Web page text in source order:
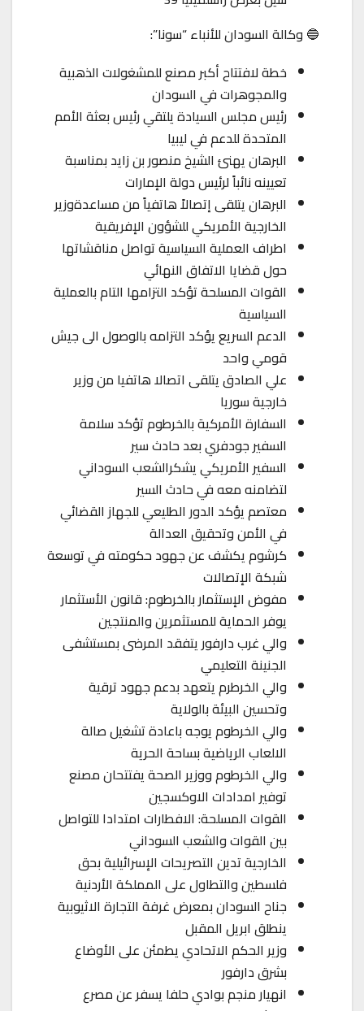
🔵 وكالة السودان للأنباء “سونا”:
خطة لافتتاح أكبر مصنع للمشغولات الذهبية
والمجوهرات في السودان
رئيس مجلس السيادة يلتقي رئيس بعثة الأمم
المتحدة للدعم في ليبيا
البرهان يهنئ الشيخ منصور بن زايد بمناسبة
تعيينه نائباً لرئيس دولة الإمارات
البرهان يتلقى إتصالاً هاتفياً من مساعدةوزير
الخارجية الأمريكي للشؤون الإفريقية
اطراف العملية السياسية تواصل مناقشاتها
حول قضايا الاتفاق النهائي
القوات المسلحة تؤكد التزامها التام بالعملية
السياسية
الدعم السريع يؤكد التزامه بالوصول الى جيش
قومي واحد
علي الصادق يتلقى اتصالا هاتفيا من وزير
خارجية سوريا
السفارة الأمركية بالخرطوم تؤكد سلامة
السفير جودفري بعد حادث سير
السفير الأمريكي يشكرالشعب السوداني
لتضامنه معه في حادث السير
معتصم يؤكد الدور الطليعي للجهاز القضائي
في الأمن وتحقيق العدالة
كرشوم يكشف عن جهود حكومته في توسعة
شبكة الإتصالات
مفوض الإستثمار بالخرطوم: قانون الأستثمار
يوفر الحماية للمستثمرين والمنتجين
والي غرب دارفور يتفقد المرضى بمستشفى
الجنينة التعليمي
والي الخرطرم يتعهد بدعم جهود ترقية
وتحسين البيئة بالولاية
والي الخرطوم يوجه باعادة تشغيل صالة
الالعاب الرياضية بساحة الحرية
والي الخرطوم ووزير الصحة يفتتحان مصنع
توفير امدادات الاوكسجين
القوات المسلحة: الافطارات امتدادا للتواصل
بين القوات والشعب السوداني
الخارجية تدين التصريحات الإسرائيلية بحق
فلسطين والتطاول على المملكة الأردنية
جناح السودان بمعرض غرفة التجارة الاثيوبية
ينطلق ابريل المقبل
وزير الحكم الاتحادي يطمئن على الأوضاع
بشرق دارفور
انهيار منجم بوادي حلفا يسفر عن مصرع